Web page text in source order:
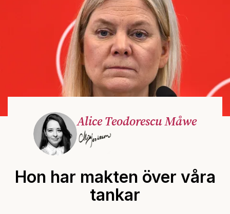
Alice Teodorescu Måwe
Hon har makten över våra
tankar